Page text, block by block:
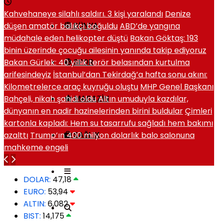
DÜNYA
SPOR
MAGAZIN
SAĞLIK
Kahvehaneye silahlı saldırı. 3 kişi yaralandı Denize
düşen amatör balıkçı boğulduABD’de yangına
müdahale eden helikopter düştü Bakan Göktaş: 193
binin üzerinde çocuğu ailesinin yanında takip ediyoruz
Bakan Gürlek: 40 yıllık terör belasından kurtulma
arifesindeyiz İstanbul’dan Tekirdağ’a hafta sonu akını:
Kilometrelerce araç kuyruğu oluştu MHP Genel Başkanı
Bahçeli, nikah şahidi olduAltın umuduyla kazdılar,
dünyanın en nadir hazinelerinden birini buldularÇimleri
kartonla kapladı: Hem su tasarrufu sağladı hem bakımı
azalttı Trump’ın 400 milyon dolarlık balo salonuna
mahkeme engeli
DOLAR: 47,18
EURO: 53,94
ALTIN: 6,082
BIST: 14,175